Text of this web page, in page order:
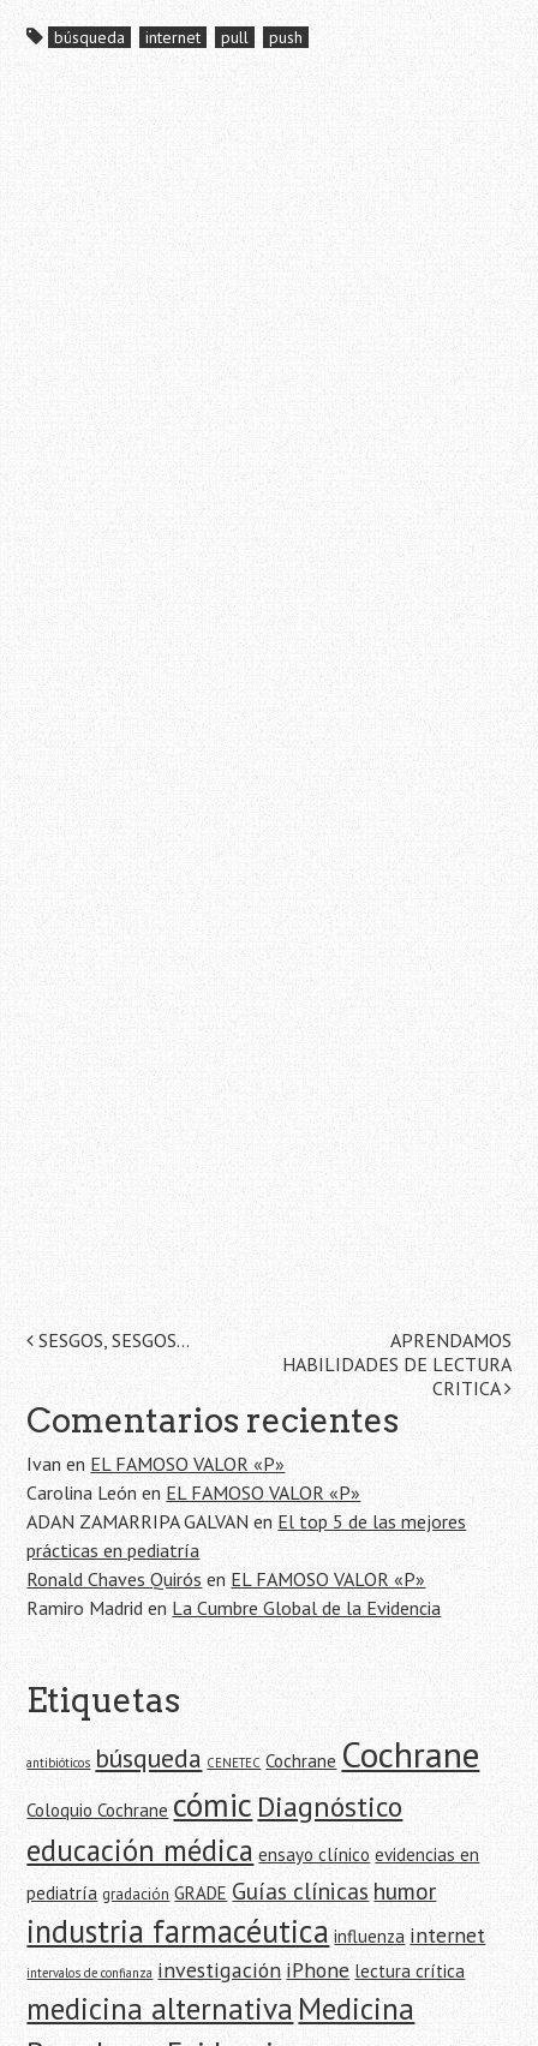
búsqueda internet pull push
Navegación
de
la
entrada
SESGOS, SESGOS…
APRENDAMOS
HABILIDADES DE LECTURA
CRITICA
Comentarios recientes
Ivan en EL FAMOSO VALOR «P»
Carolina León en EL FAMOSO VALOR «P»
ADAN ZAMARRIPA GALVAN en El top 5 de las mejores
prácticas en pediatría
Ronald Chaves Quirós en EL FAMOSO VALOR «P»
Ramiro Madrid enLa Cumbre Global de la Evidencia
Etiquetas
antibióticos búsqueda CENETEC Cochrane Cochrane
Coloquio Cochrane cómic Diagnóstico
educación médica ensayo clínico evidencias en
pediatría gradación GRADE Guías clínicas humor
industria farmacéutica influenza internet
intervalos de confianza investigación iPhone lectura crítica
medicina alternativa Medicina